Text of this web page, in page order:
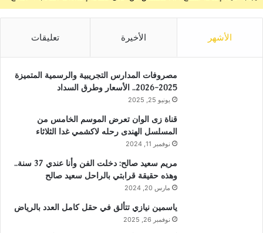
الأشهر الأخيرة تعليقات
مصروفات المدارس التجريبية والرسمية المتميزة
2025-2026.. الأسعار وطرق السداد
يونيو 25, 2025
قناة زى الوان تعرض الموسم الخامس من
المسلسل الهندى رحله لاكشمي غدا الثلاثاء
نوفمبر 11, 2024
مريم سعيد صالح: دخلت الفن وأنا عندي 37 سنة..
وهذه حقيقة قرابتي بالراحل سعيد صالح
مارس 20, 2024
ياسمين نيازي تتألق في حقل كامل العدد بالرياض
نوفمبر 26, 2025